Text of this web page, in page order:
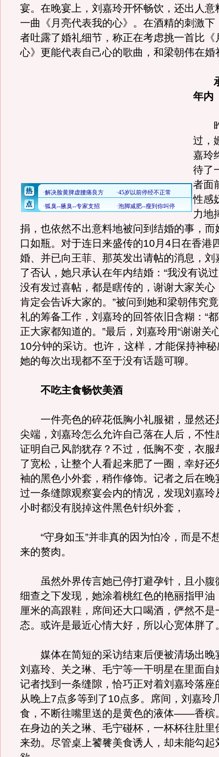
宴。在晚宴上，刘嘉玲开怀畅饮，还出人意
一曲《月亮代表我的心》。在酒精的刺激下
者吐露了婚礼细节，称正在考虑挑一首比《
心》更能代表自己心的歌曲，和梁朝伟在婚
年内
昨
过，
嘉玲
待了
者面
性感
力地
捐，也依然不出意料地被问到结婚的事，而
口如瓶。对于连日来盛传的10月4日在香港
婚、并已向王菲、那英发出请帖的消息，刘
了否认，她只承认在年内结婚：“我没有说
没有发过喜帖，都是瞎传的，谢谢大家关心
肯定会告诉大家的。”被问到她和梁朝伟究
礼的筹备工作，刘嘉玲的回答依旧含糊：“
正大家都知道的。”最后，刘嘉玲用“谢谢关
10分钟的采访。也许，这样，才能保持神
她的每次出现都不至于没有话题可聊。
不吃主食畅饮美酒
一件亮色的碎花低胸小礼服裙，显然还
尖端，刘嘉玲怎么允许自己落在人后，不性
证明自己风韵犹存？不过，低胸不变，衣服
了宽松，让整个人看起来肥了一圈，幸好还
袖的黑色小外套，稍作修饰。记者之后在晚
过一条缝隙观察宴会内的情况，发现刘嘉玲
小时都没有脱掉这件黑色针织外套，
“守身如玉”并非真的因为怕冷，而是不
来的赘肉。
虽然外界传言她已停打避孕针，且小腹
细查之下发现，她涂着桃红色的艳丽指甲油
厘米的高跟鞋，席间还大口喝酒，俨然不是
态。或许是最近心情大好，所以心宽体胖了
媒体在简短的采访结束后便被清场出晚
刘嘉玲、关之琳、毛宁等一干明星在里面自
记者找到一条缝隙，恰巧正对着刘嘉玲落座
从晚上7点多等到了10点多。席间，刘嘉玲
食，不断往嘴里送的是黄色的液体——香槟
在身边的关之琳、毛宁碰杯，一杯杯往肚里
来劲。尽管桌上饕餮美食诱人，却未能勾起